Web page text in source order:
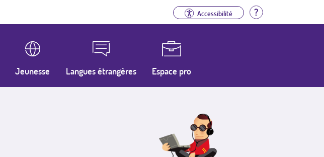
Accessibilité Aide
Jeunesse Langues étrangères Espace pro